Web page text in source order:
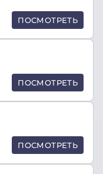
ПОСМОТРЕТЬ
ПОСМОТРЕТЬ
ПОСМОТРЕТЬ